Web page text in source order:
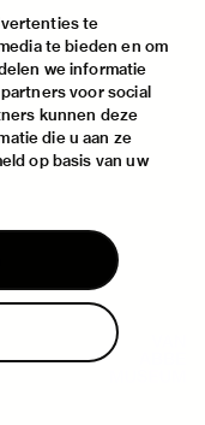
te
te bieden en om
we informatie
voor social
kunnen deze
die u aan ze
op basis van uw